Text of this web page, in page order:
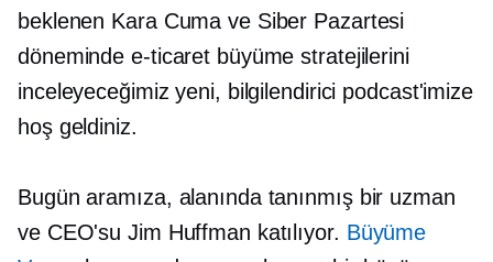
beklenen Kara Cuma ve Siber Pazartesi
döneminde e-ticaret büyüme stratejilerini
inceleyeceğimiz yeni, bilgilendirici podcast'imize
hoş geldiniz.
Bugün aramıza, alanında tanınmış bir uzman
ve CEO'su Jim Huffman katılıyor. Büyüme